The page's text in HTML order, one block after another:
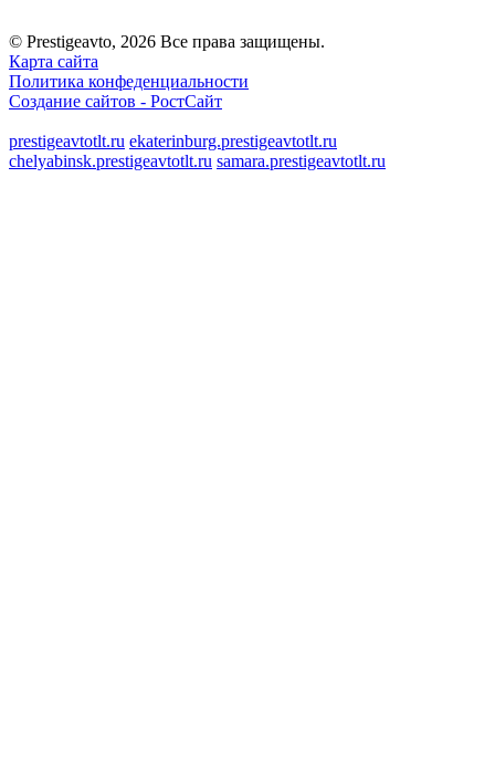
© Prestigeavto, 2026 Все права защищены.
Карта сайта
Политика конфеденциальности
Создание сайтов - РостСайт
prestigeavtotlt.ru ekaterinburg.prestigeavtotlt.ru
chelyabinsk.prestigeavtotlt.ru samara.prestigeavtotlt.ru